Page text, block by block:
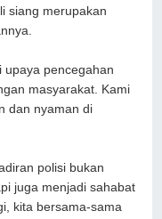
siang merupakan
upaya pencegahan
masyarakat. Kami
dan nyaman di
polisi bukan
juga menjadi sahabat
kita bersama-sama